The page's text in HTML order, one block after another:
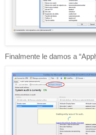
Finalmente le damos a